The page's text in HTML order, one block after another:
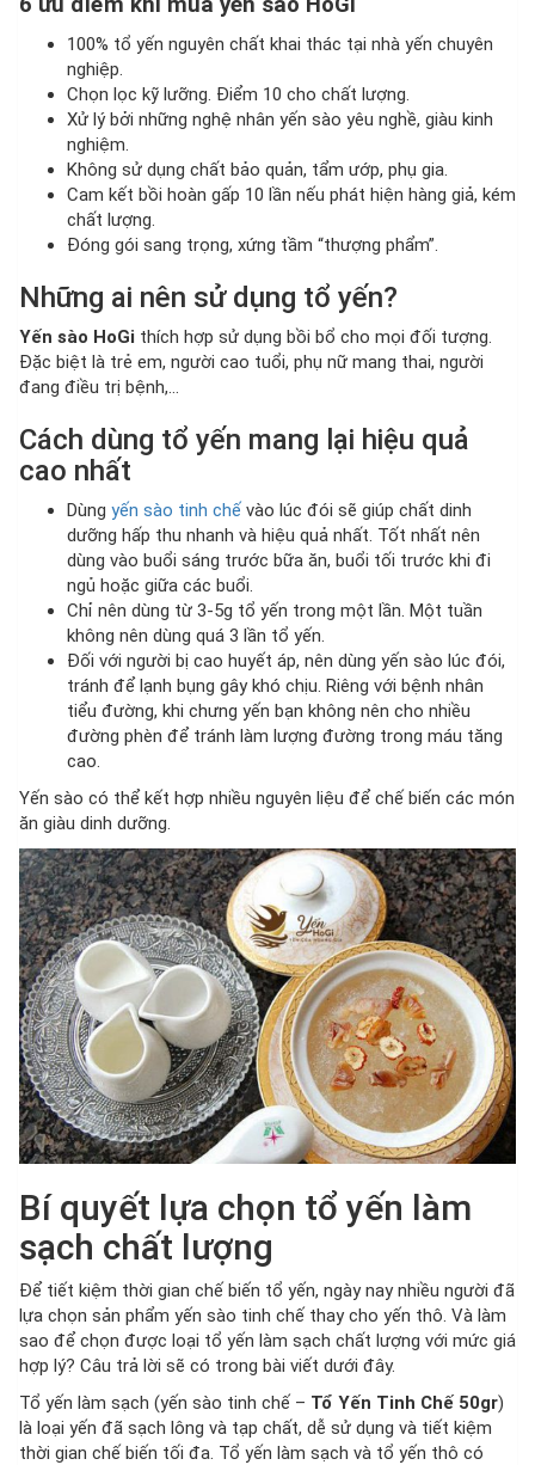
100% tổ yến nguyên chất khai thác tại nhà yến chuyên
nghiệp.
Chọn lọc kỹ lưỡng. Điểm 10 cho chất lượng.
Xử lý bởi những nghệ nhân yến sào yêu nghề, giàu kinh
nghiệm.
Không sử dụng chất bảo quản, tẩm ướp, phụ gia.
Cam kết bồi hoàn gấp 10 lần nếu phát hiện hàng giả, kém
chất lượng.
Đóng gói sang trọng, xứng tầm “thượng phẩm”.
Những ai nên sử dụng tổ yến?
Yến sào HoGi thích hợp sử dụng bồi bổ cho mọi đối tượng.
Đặc biệt là trẻ em, người cao tuổi, phụ nữ mang thai, người
đang điều trị bệnh,…
Cách dùng tổ yến mang lại hiệu quả
cao nhất
Dùng yến sào tinh chế vào lúc đói sẽ giúp chất dinh
dưỡng hấp thu nhanh và hiệu quả nhất. Tốt nhất nên
dùng vào buổi sáng trước bữa ăn, buổi tối trước khi đi
ngủ hoặc giữa các buổi.
Chỉ nên dùng từ 3-5g tổ yến trong một lần. Một tuần
không nên dùng quá 3 lần tổ yến.
Đối với người bị cao huyết áp, nên dùng yến sào lúc đói,
tránh để lạnh bụng gây khó chịu. Riêng với bệnh nhân
tiểu đường, khi chưng yến bạn không nên cho nhiều
đường phèn để tránh làm lượng đường trong máu tăng
cao.
Yến sào có thể kết hợp nhiều nguyên liệu để chế biến các món
ăn giàu dinh dưỡng.
Bí quyết lựa chọn tổ yến làm
sạch chất lượng
Để tiết kiệm thời gian chế biến tổ yến, ngày nay nhiều người đã
lựa chọn sản phẩm yến sào tinh chế thay cho yến thô. Và làm
sao để chọn được loại tổ yến làm sạch chất lượng với mức giá
hợp lý? Câu trả lời sẽ có trong bài viết dưới đây.
Tổ yến làm sạch (yến sào tinh chế – Tổ Yến Tinh Chế 50gr)
là loại yến đã sạch lông và tạp chất, dễ sử dụng và tiết kiệm
thời gian chế biến tối đa. Tổ yến làm sạch và tổ yến thô có